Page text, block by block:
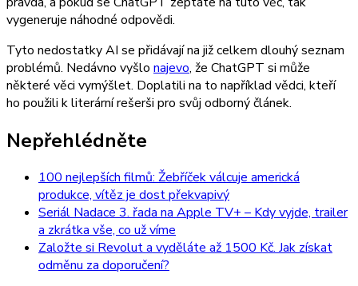
vygeneruje náhodné odpovědi.
Tyto nedostatky AI se přidávají na již celkem dlouhý seznam
problémů. Nedávno vyšlo najevo, že ChatGPT si může
některé věci vymýšlet. Doplatili na to například vědci, kteří
ho použili k literární rešerši pro svůj odborný článek.
Nepřehlédněte
100 nejlepších filmů: Žebříček válcuje americká
produkce, vítěz je dost překvapivý
Seriál Nadace 3. řada na Apple TV+ – Kdy vyjde, trailer
a zkrátka vše, co už víme
Založte si Revolut a vyděláte až 1500 Kč. Jak získat
odměnu za doporučení?